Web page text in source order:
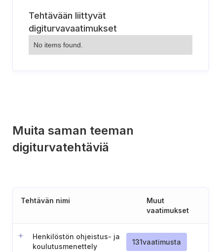
Tehtävään liittyvät
digiturvavaatimukset
No items found.
Muita saman teeman
digiturvatehtäviä
Tehtävän nimi
Muut
vaatimukset
Henkilöstön ohjeistus- ja
koulutusmenettely
131vaatimusta